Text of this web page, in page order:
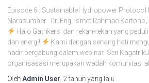
Episode 6 : Sustainable Hydropower Protocol
Narasumber : Dr. Eng, Ismet Rahmad Kartono,
Halo Gatrikers dan rekan-rekan yang
dan energi!
Kami dengan senang hati
hadir bergabung dalam webinar Seri
organisasasi merupakan wadah komunitas
Oleh Admin User 2 tahun yang lalu